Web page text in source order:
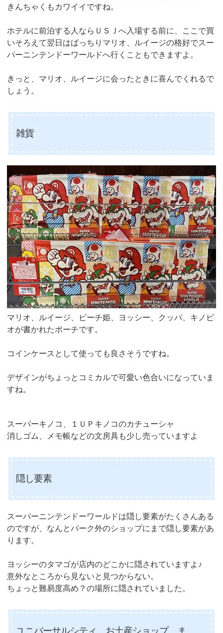
きんちゃくもカワイイですね。
ホテルに前泊する人ならＵＳＪへ入場する前に、ここで買
いそろえて翌日はばっちりマリオ、ルイージの格好でスー
パーニンテンドーワールドへ行くこともできますよ。
きっと、マリオ、ルイージに会ったときに喜んでくれるで
しょう。
雑貨
マリオ、ルイージ、ピーチ姫、ヨッシー、クッパ、キノピ
オが書かれたポーチです。
コインケースとして使っても良さそうですね。
デザインがちょっとコミカルで可愛い色合いになっていま
すね。
スーパーキノコ、１ＵＰキノコのカチューシャ
消しゴム、メモ帳などの文房具も少し売っていますよ
隠し要素
スーパーニンテンドーワールドは隠し要素がたくさんある
のですが、なんとパーク外のショップにまで隠し要素があ
ります。
ヨッシーのタマゴが店内のどこかに隠されていますよ♪
意外なところから見ないと見つからない。
ちょっと難易度高め？の場所に隠されていました。
ユニバーサルシティ お土産ショップ ま